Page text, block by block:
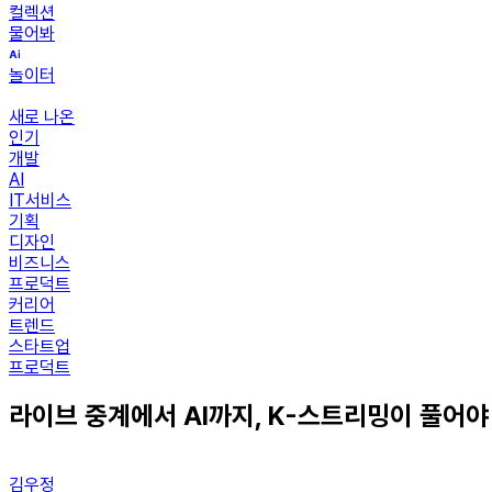
컬렉션
물어봐
놀이터
새로 나온
인기
개발
AI
IT서비스
기획
디자인
비즈니스
프로덕트
커리어
트렌드
스타트업
프로덕트
라이브 중계에서 AI까지, K-스트리밍이 풀어
김우정